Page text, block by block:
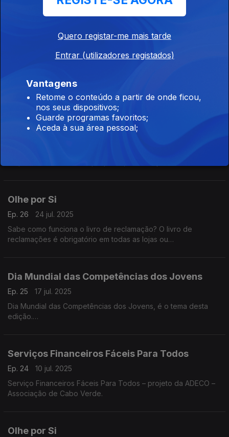
07 ago. 2025
crescido.
Olhe por Si
Olhe por Si
Ep. 26
24 jul. 2025
Sabe como funciona o livro de reclamação? O livro de
reclamações é obrigatório em todas as lojas ou
Dia Mundial das Competências dos Jovens
Ep. 25
17 jul. 2025
Dia Mundial das Competências dos Jovens, é o tema desta
edição.
representante da Deco explicada tudo na conversa com
Isabel Flora.
Serviços Financeiros Fáceis Para Todos
Ep. 24
10 jul. 2025
Serviço Financeiros Fáceis Para Todos – projeto da ADECO –
Associação de Cabo Verde.
Olhe por Si
Quero registar-me mais tarde
Entrar (utilizadores registados)
Vantagens
Retome o conteúdo a partir de onde ficou,
nos seus dispositivos;
Guarde programas favoritos;
Aceda à sua área pessoal;